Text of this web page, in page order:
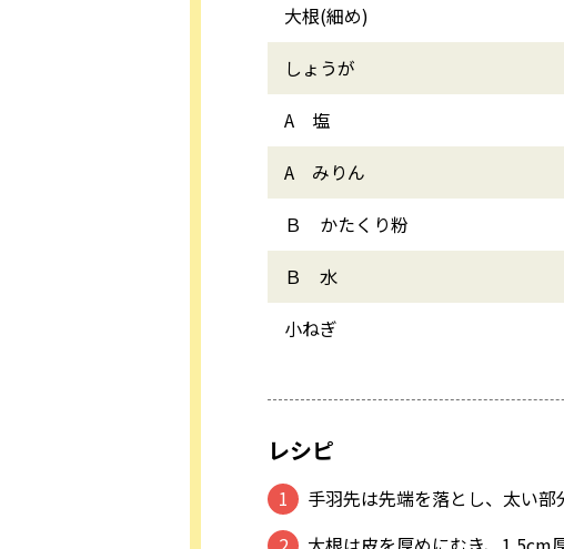
大根(細め)
しょうが
A 塩
A みりん
Ｂ かたくり粉
Ｂ 水
小ねぎ
レシピ
手羽先は先端を落とし、太い部